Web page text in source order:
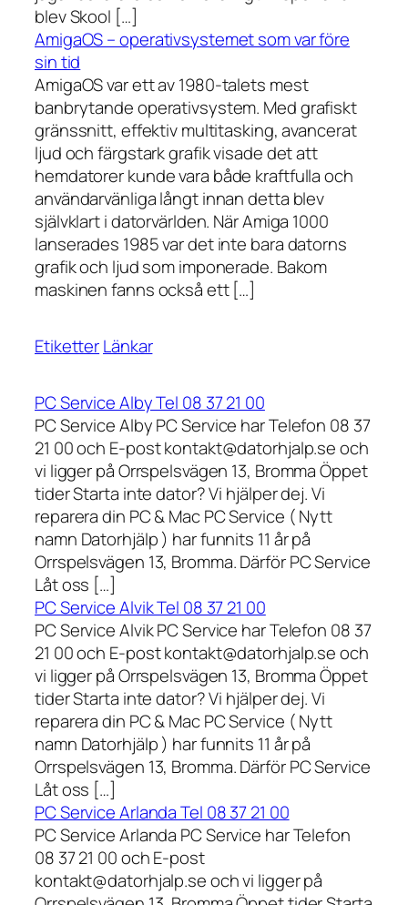
blev Skool […]
AmigaOS – operativsystemet som var före
sin tid
AmigaOS var ett av 1980-talets mest
banbrytande operativsystem. Med grafiskt
gränssnitt, effektiv multitasking, avancerat
ljud och färgstark grafik visade det att
hemdatorer kunde vara både kraftfulla och
användarvänliga långt innan detta blev
självklart i datorvärlden. När Amiga 1000
lanserades 1985 var det inte bara datorns
grafik och ljud som imponerade. Bakom
maskinen fanns också ett […]
EtiketterLänkar
PC Service Alby Tel 08 37 21 00
PC Service Alby PC Service har Telefon 08 37
21 00 och E-post kontakt@datorhjalp.se och
vi ligger på Orrspelsvägen 13, Bromma Öppet
tider Starta inte dator? Vi hjälper dej. Vi
reparera din PC & Mac PC Service ( Nytt
namn Datorhjälp ) har funnits 11 år på
Orrspelsvägen 13, Bromma. Därför PC Service
Låt oss […]
PC Service Alvik Tel 08 37 21 00
PC Service Alvik PC Service har Telefon 08 37
21 00 och E-post kontakt@datorhjalp.se och
vi ligger på Orrspelsvägen 13, Bromma Öppet
tider Starta inte dator? Vi hjälper dej. Vi
reparera din PC & Mac PC Service ( Nytt
namn Datorhjälp ) har funnits 11 år på
Orrspelsvägen 13, Bromma. Därför PC Service
Låt oss […]
PC Service Arlanda Tel 08 37 21 00
PC Service Arlanda PC Service har Telefon
08 37 21 00 och E-post
kontakt@datorhjalp.se och vi ligger på